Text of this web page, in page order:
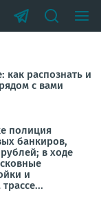
как распознать и
с вами
полиция
банкиров,
в ходе
и